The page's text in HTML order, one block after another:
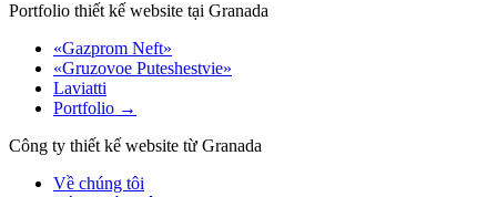
Portfolio thiết kế website tại Granada
«Gazprom Neft»
«Gruzovoe Puteshestvie»
Laviatti
Portfolio →
Công ty thiết kế website từ Granada
Về chúng tôi